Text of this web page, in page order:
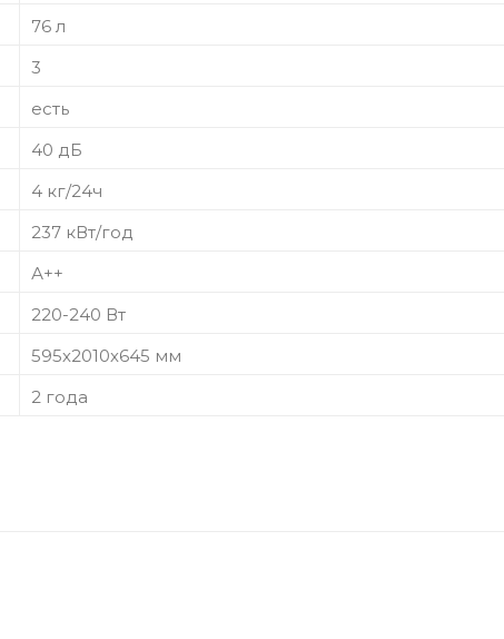
76 л
3
есть
40 дБ
4 кг/24ч
237 кВт/год
А++
220-240 Вт
595х2010х645 мм
2 года